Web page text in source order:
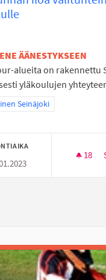
ÄÄNESTYKSEEN
alueita on rakennettu
yläkoulujen
tulokset teeman mukaan:
Seinäjoki
18